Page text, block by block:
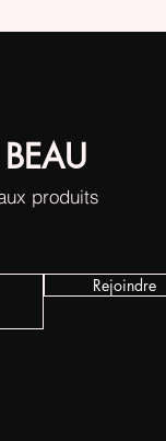
produits
Rejoindre